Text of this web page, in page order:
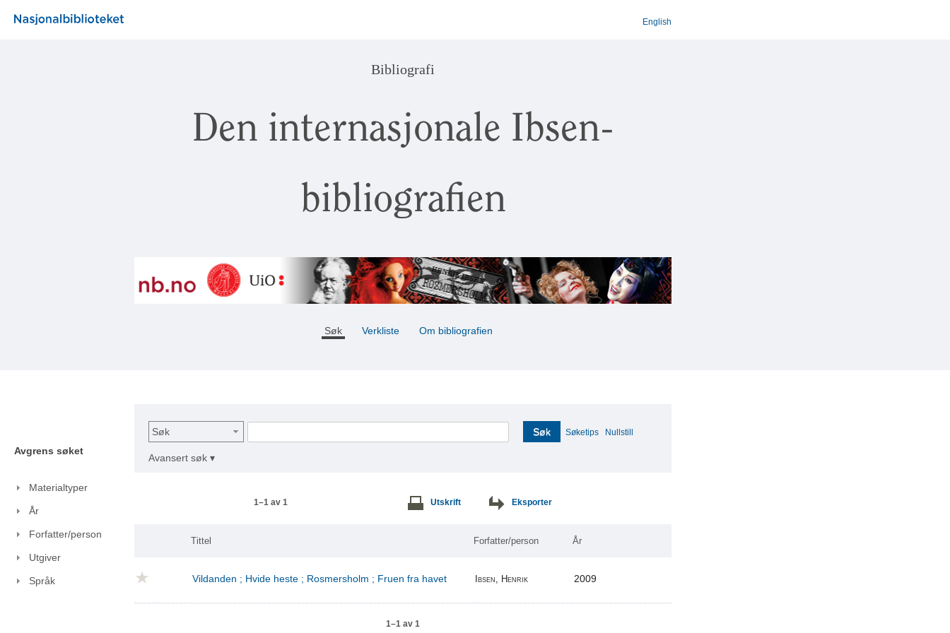
English
Bibliografi
Den internasjonale Ibsen-
bibliografien
Søk Verkliste Om bibliografien
Avgrens søket
Materialtyper
År
Forfatter/person
Utgiver
Språk
Søk Søk Søketips Nullstill
Avansert søk ▾
1–1 av 1 Utskrift Eksporter
Tittel Forfatter/person År
Vildanden ; Hvide heste ; Rosmersholm ; Fruen fra havet Ibsen, Henrik 2009
1–1 av 1